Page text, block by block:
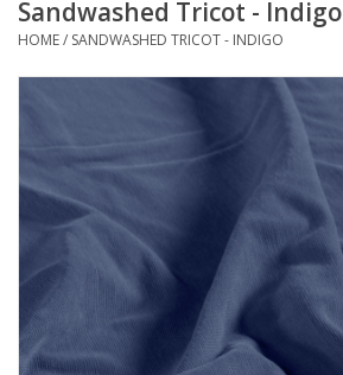
Diy pakketten
Studio Olive inspireert....
Sandwashed Tricot - Indigo
HOME/ SANDWASHED TRICOT - INDIGO